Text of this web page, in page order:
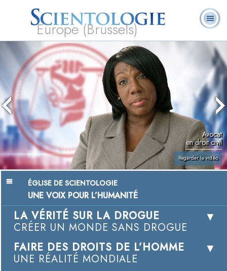
Europe (Brussels)
notre
sujet
L. Ron Hubbard
Qu’est-ce que la
Scientologie ?
Ministres
volontaires
Livres
Avocat
en droit civil
Regarder la vidéo
ÉGLISE DE SCIENTOLOGIE
UNE VOIX POUR L’HUMANITÉ
LA VÉRITÉ SUR LA DROGUE
CRÉER UN MONDE SANS DROGUE
FAIRE DES DROITS DE L’HOMME
UNE RÉALITÉ MONDIALE